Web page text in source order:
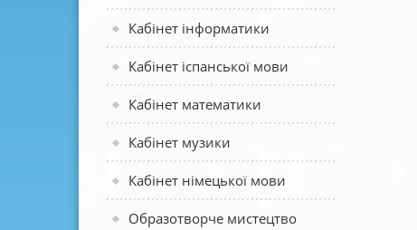
Кабінет інформатики
Кабінет іспанської мови
Кабінет математики
Кабінет музики
Кабінет німецької мови
Образотворче мистецтво